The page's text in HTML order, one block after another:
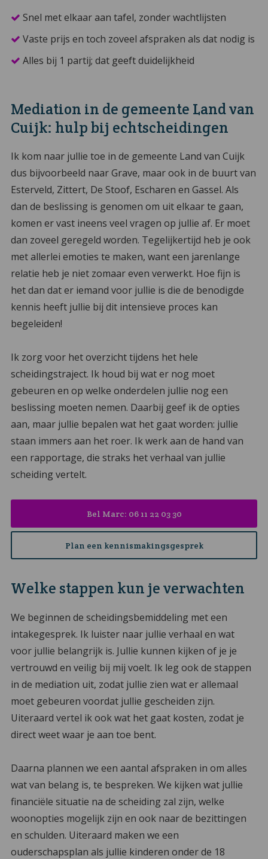
Mediation in de gemeente Land van
Cuijk: hulp bij echtscheidingen
Ik kom naar jullie toe in de gemeente Land van Cuijk
dus bijvoorbeeld naar Grave, maar ook in de buurt van
Esterveld, Zittert, De Stoof, Escharen en Gassel. Als
dan de beslissing is genomen om uit elkaar te gaan,
komen er vast ineens veel vragen op jullie af. Er moet
dan zoveel geregeld worden. Tegelijkertijd heb je ook
met allerlei emoties te maken, want een jarenlange
relatie heb je niet zomaar even verwerkt. Hoe fijn is
het dan dat er iemand voor jullie is die de benodigde
kennis heeft jullie bij dit intensieve proces kan
begeleiden!
Ik zorg voor het overzicht tijdens het hele
scheidingstraject. Ik houd bij wat er nog moet
gebeuren en op welke onderdelen jullie nog een
beslissing moeten nemen. Daarbij geef ik de opties
aan, maar jullie bepalen wat het gaat worden: jullie
staan immers aan het roer. Ik werk aan de hand van
een rapportage, die straks het verhaal van jullie
scheiding vertelt.
Bel Marc: 06 11 22 03 30
Plan een kennismakingsgesprek
Welke stappen kun je verwachten
We beginnen de scheidingsbemiddeling met een
intakegesprek. Ik luister naar jullie verhaal en wat
voor jullie belangrijk is. Jullie kunnen kijken of je je
vertrouwd en veilig bij mij voelt. Ik leg ook de stappen
in de mediation uit, zodat jullie zien wat er allemaal
moet gebeuren voordat jullie gescheiden zijn.
Uiteraard vertel ik ook wat het gaat kosten, zodat je
direct weet waar je aan toe bent.
Daarna plannen we een aantal afspraken in om alles
wat van belang is, te bespreken. We kijken wat jullie
financiële situatie na de scheiding zal zijn, welke
woonopties mogelijk zijn en ook naar de bezittingen
en schulden. Uiteraard maken we een
ouderschapsplan als jullie kinderen onder de 18
Snel met elkaar aan tafel, zonder wachtlijsten
Vaste prijs en toch zoveel afspraken als dat nodig is
Alles bij 1 partij; dat geeft duidelijkheid